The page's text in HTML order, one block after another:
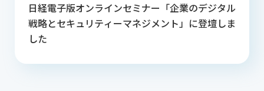
日経電子版オンラインセミナー「企業のデジタル
戦略とセキュリティーマネジメント」に登壇しま
した